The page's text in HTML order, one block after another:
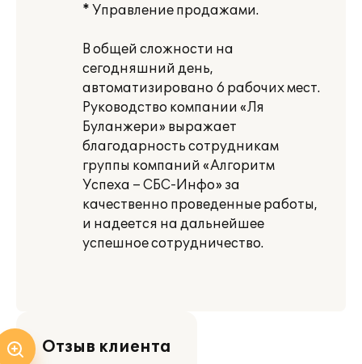
* Управление продажами.
В общей сложности на
сегодняшний день,
автоматизировано 6 рабочих мест.
Руководство компании «Ля
Буланжери» выражает
благодарность сотрудникам
группы компаний «Алгоритм
Успеха – СБС-Инфо» за
качественно проведенные работы,
и надеется на дальнейшее
успешное сотрудничество.
Отзыв клиента